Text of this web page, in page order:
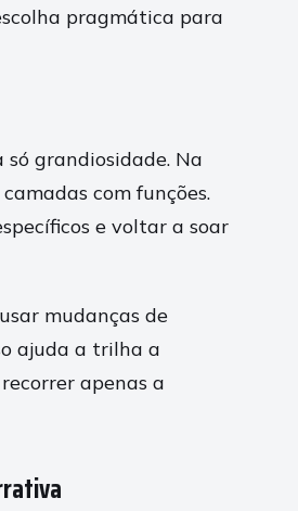
pragmática para
grandiosidade. Na
com funções.
e voltar a soar
mudanças de
ajuda a trilha a
apenas a